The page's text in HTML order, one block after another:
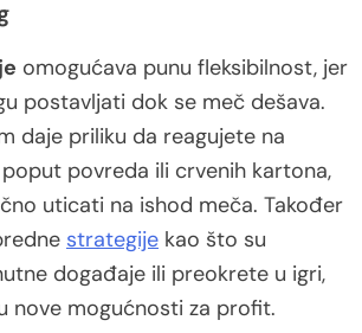
omogućava punu fleksibilnost, jer
postavljati dok se meč dešava.
daje priliku da reagujete na
povreda ili crvenih kartona,
uticati na ishod meča. Također
strategije kao što su
događaje ili preokrete u igri,
nove mogućnosti za profit.